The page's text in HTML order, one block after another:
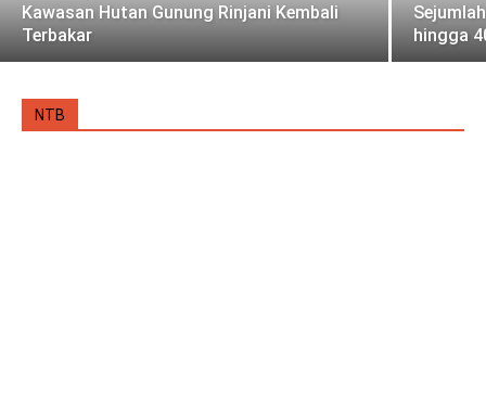
Kawasan Hutan Gunung Rinjani Kembali
Terbakar
hingga
NTB